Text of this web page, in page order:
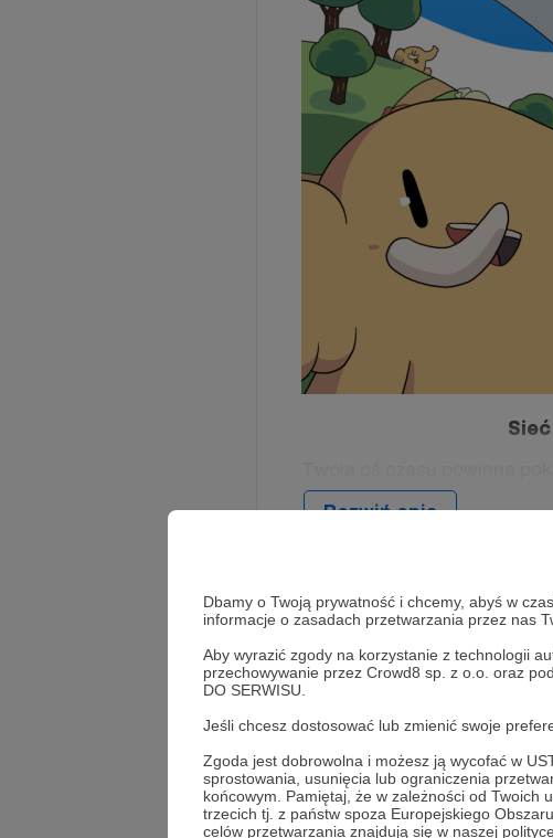
Dbamy o Twoją prywatność i chcemy, abyś w
informacje o zasadach przetwarzania przez nas
Aby wyrazić zgody na korzystanie z technologii
przechowywanie przez Crowd8 sp. z o.o. oraz
DO SERWISU.
Jeśli chcesz dostosować lub zmienić swoje
Zgoda jest dobrowolna i możesz ją wycofać w
sprostowania, usunięcia lub ograniczenia
końcowym. Pamiętaj, że w zależności od Twoich
trzecich tj. z państw spoza Europejskiego
celów przetwarzania znajdują się w naszej
sądzą, że powinieneś/aś
Rozwiń opis
Cele
Utrzymanie serwera
400 zł
miesięcznie
15 zł
brakuje